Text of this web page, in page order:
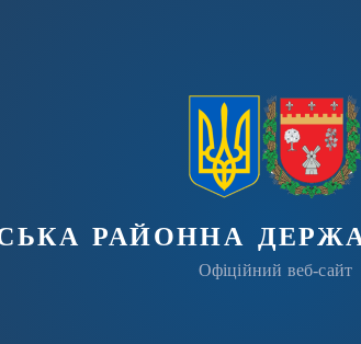
районна
Офіційний веб-сайт